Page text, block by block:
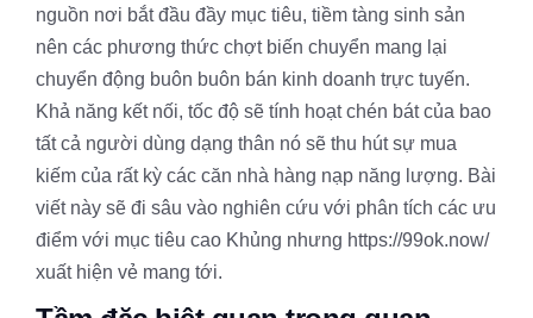
nguồn nơi bắt đầu đầy mục tiêu, tiềm tàng sinh sản
nên các phương thức chợt biến chuyển mang lại
chuyển động buôn buôn bán kinh doanh trực tuyến.
Khả năng kết nối, tốc độ sẽ tính hoạt chén bát của bao
tất cả người dùng dạng thân nó sẽ thu hút sự mua
kiếm của rất kỳ các căn nhà hàng nạp năng lượng. Bài
viết này sẽ đi sâu vào nghiên cứu với phân tích các ưu
điểm với mục tiêu cao Khủng nhưng https://99ok.now/
xuất hiện vẻ mang tới.